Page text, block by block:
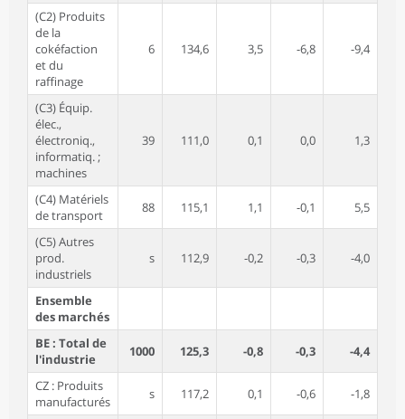
(C2) Produits
de la
cokéfaction
et du
raffinage
6 134,6 3,5 -6,8 -9,4
(C3) Équip.
élec.,
électroniq.,
informatiq. ;
machines
39 111,0 0,1 0,0 1,3
(C4) Matériels
de transport
88 115,1 1,1 -0,1 5,5
(C5) Autres
prod.
industriels
s 112,9 -0,2 -0,3 -4,0
Ensemble
des marchés
BE : Total de
l'industrie
1000 125,3 -0,8 -0,3 -4,4
CZ : Produits
manufacturés
s 117,2 0,1 -0,6 -1,8